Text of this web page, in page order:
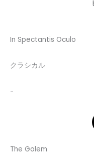
In Spectantis Oculo
クラシカル
-
The Golem